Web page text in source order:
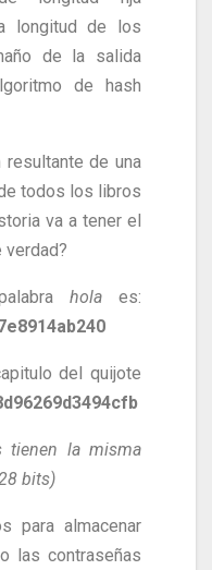
longitud de los
de la salida
de hash
de una
todos los libros
va a tener el
verdad?
holaes:
del quijote
tienen la misma
bits)
para almacenar
las contraseñas